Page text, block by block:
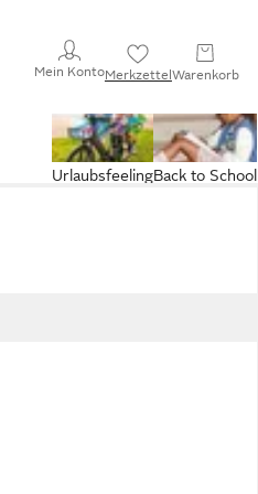
Mein KontoMerkzettelWarenkorb
Back to School
Urlaubsfeeling